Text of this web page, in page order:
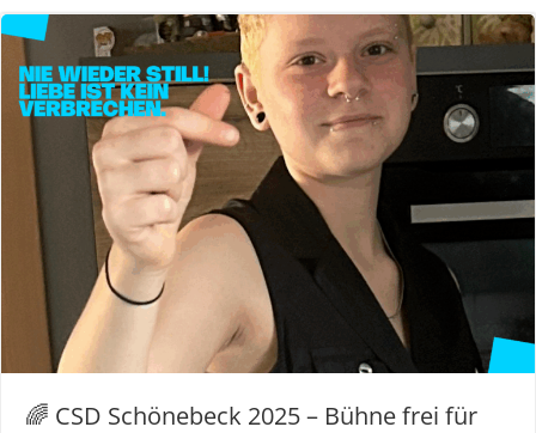
🌈 CSD Schönebeck 2025 – Bühne frei für